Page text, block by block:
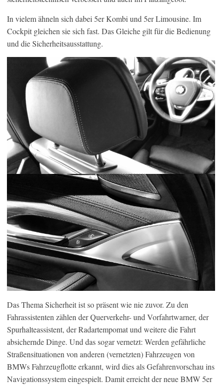
In vielem ähneln sich dabei 5er Kombi und 5er Limousine. Im
Cockpit gleichen sie sich fast. Das Gleiche gilt für die Bedienung
und die Sicherheitsausstattung.
Das Thema Sicherheit ist so präsent wie nie zuvor. Zu den
Fahrassistenten zählen der Querverkehr- und Vorfahrtwarner, der
Spurhalteassistent, der Radartempomat und weitere die Fahrt
absichernde Dinge. Und das sogar vernetzt: Werden gefährliche
Straßensituationen von anderen (vernetzten) Fahrzeugen von
BMWs Fahrzeugflotte erkannt, wird dies als Gefahrenvorschau ins
Navigationssystem eingespielt. Damit erreicht der neue BMW 5er